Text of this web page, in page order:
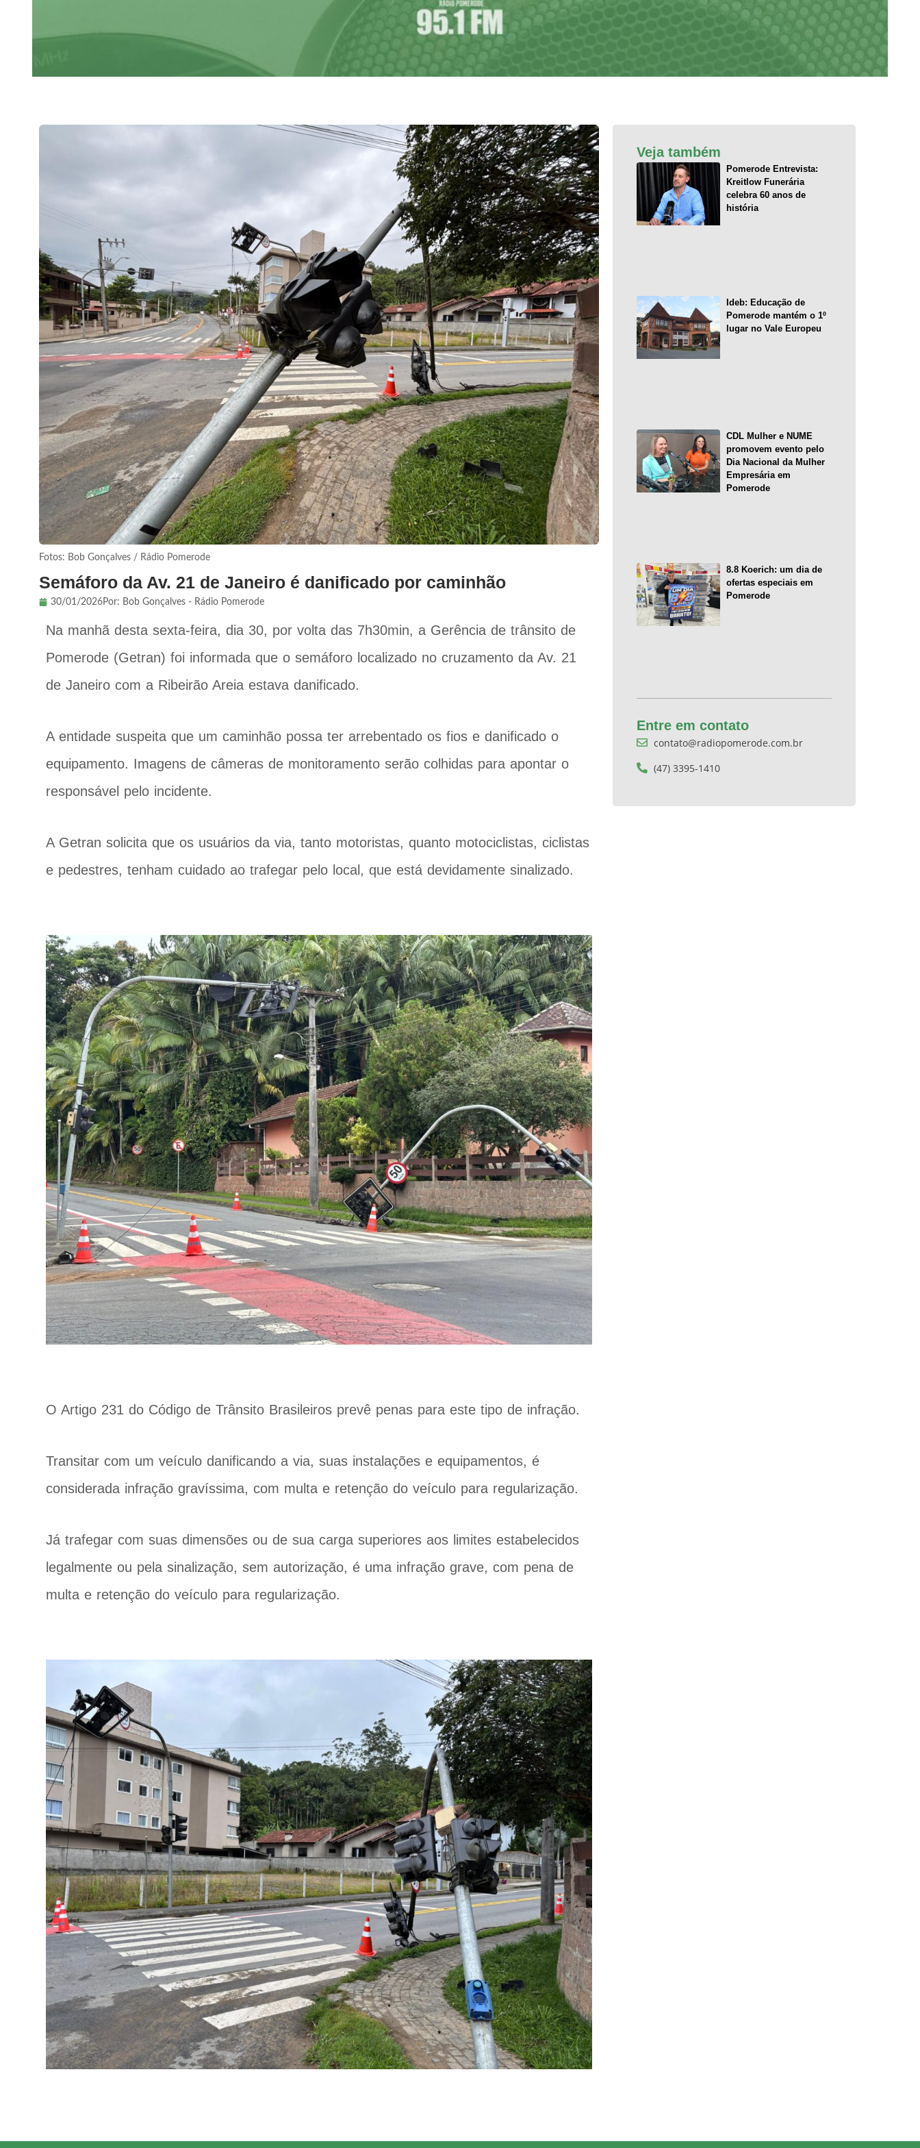
Fotos: Bob Gonçalves / Rádio Pomerode
Semáforo da Av. 21 de Janeiro é danificado por caminhão
30/01/2026Por: Bob Gonçalves - Rádio Pomerode
Na manhã desta sexta-feira, dia 30, por volta das 7h30min, a Gerência de trânsito de
Pomerode (Getran) foi informada que o semáforo localizado no cruzamento da Av. 21
de Janeiro com a Ribeirão Areia estava danificado.
A entidade suspeita que um caminhão possa ter arrebentado os fios e danificado o
equipamento. Imagens de câmeras de monitoramento serão colhidas para apontar o
responsável pelo incidente.
A Getran solicita que os usuários da via, tanto motoristas, quanto motociclistas, ciclistas
e pedestres, tenham cuidado ao trafegar pelo local, que está devidamente sinalizado.
O Artigo 231 do Código de Trânsito Brasileiros prevê penas para este tipo de infração.
Transitar com um veículo danificando a via, suas instalações e equipamentos, é
considerada infração gravíssima, com multa e retenção do veículo para regularização.
Já trafegar com suas dimensões ou de sua carga superiores aos limites estabelecidos
legalmente ou pela sinalização, sem autorização, é uma infração grave, com pena de
multa e retenção do veículo para regularização.
Veja também
Pomerode Entrevista:
Kreitlow Funerária
celebra 60 anos de
história
Ideb: Educação de
Pomerode mantém o 1º
lugar no Vale Europeu
CDL Mulher e NUME
promovem evento pelo
Dia Nacional da Mulher
Empresária em
Pomerode
8.8 Koerich: um dia de
ofertas especiais em
Pomerode
Entre em contato
contato@radiopomerode.com.br
(47) 3395-1410